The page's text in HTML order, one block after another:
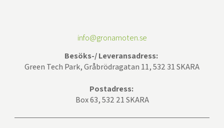
info@gronamoten.se
Besöks-/ Leveransadress:
Green Tech Park, Gråbrödragatan 11, 532 31 SKARA
Postadress:
Box 63, 532 21 SKARA